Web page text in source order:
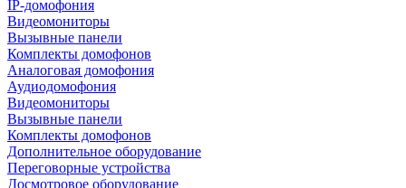
IP-домофония
Видеомониторы
Вызывные панели
Комплекты домофонов
Аналоговая домофония
Аудиодомофония
Видеомониторы
Вызывные панели
Комплекты домофонов
Дополнительное оборудование
Переговорные устройства
Досмотровое оборудование